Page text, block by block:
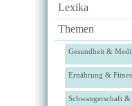
Lexika
Themen
Gesundheit &
Ernährung &
Schwangerschaft